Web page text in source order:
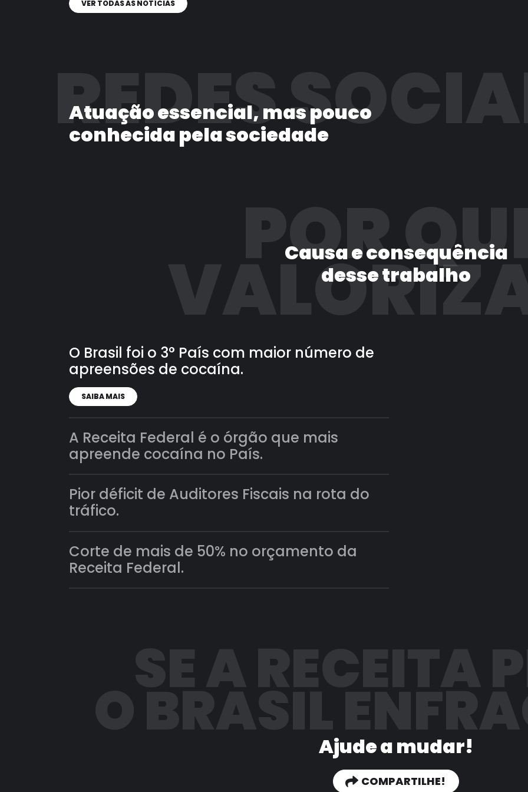
VER TODAS AS NOTÍCIAS
REDES
Atuação essencial, mas pouco
conhecida pela sociedade
POR
Causa e consequência
desse trabalho
O Brasil foi o 3° País com maior número de
apreensões de cocaína.
SAIBA MAIS
A Receita Federal é o órgão que mais
apreende cocaína no País.
Pior déficit de Auditores Fiscais na rota do
tráfico.
Corte de mais de 50% no orçamento da
Receita Federal.
Ajude a mudar!
COMPARTILHE!